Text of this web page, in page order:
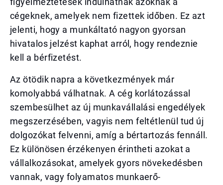
cégeknek, amelyek nem fizettek időben. Ez azt
jelenti, hogy a munkáltató nagyon gyorsan
hivatalos jelzést kaphat arról, hogy rendeznie
kell a bérfizetést.
Az ötödik napra a következmények már
komolyabbá válhatnak. A cég korlátozással
szembesülhet az új munkavállalási engedélyek
megszerzésében, vagyis nem feltétlenül tud új
dolgozókat felvenni, amíg a bértartozás fennáll.
Ez különösen érzékenyen érintheti azokat a
vállalkozásokat, amelyek gyors növekedésben
vannak, vagy folyamatos munkaerő-